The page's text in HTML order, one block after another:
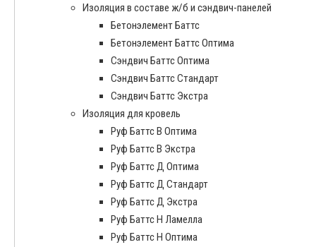
Изоляция в составе ж/б и сэндвич-панелей
Бетонэлемент Баттс
Бетонэлемент Баттс Оптима
Сэндвич Баттс Оптима
Сэндвич Баттс Стандарт
Сэндвич Баттс Экстра
Изоляция для кровель
Руф Баттс В Оптима
Руф Баттс В Экстра
Руф Баттс Д Оптима
Руф Баттс Д Стандарт
Руф Баттс Д Экстра
Руф Баттс Н Ламелла
Руф Баттс Н Оптима